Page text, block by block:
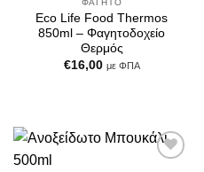
ΦΑΓΗΤΌ
Eco Life Food Thermos
850ml – Φαγητοδοχείο
Θερμός
€16,00 με ΦΠΑ